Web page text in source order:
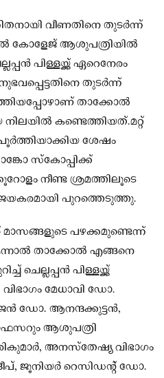
വീണതിനെ തുടർന്ന്
കോളേജ് ആശുപത്രിയിൽ
പിള്ളയ്ക്ക് ഏറെനേരം
തുടർന്ന്
താക്കോൽ
കണ്ടെത്തിയത്.മറ്റ്
ശേഷം
സ്‌കോപ്പിക്ക്
നീണ്ട ശ്രമത്തിലൂടെ
പുറത്തെടുത്തു.
പഴക്കമുണ്ടെന്ന്
എന്നാൽ താക്കോൽ എങ്ങനെ
ചെല്ലപ്പൻ പിള്ളയ്ക്ക്
മേധാവി ഡോ.
ഡോ. ആനന്ദക്കുട്ടൻ,
ആശുപത്രി
അനസ്‌തേഷ്യ വിഭാഗം
ജൂനിയർ റെസിഡന്റ് ഡോ.